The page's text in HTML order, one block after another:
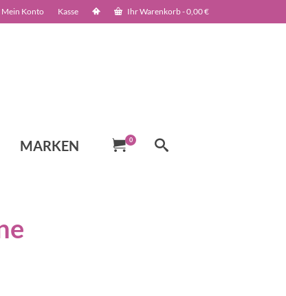
Mein Konto Kasse Ihr Warenkorb-0,00€
MARKEN 0